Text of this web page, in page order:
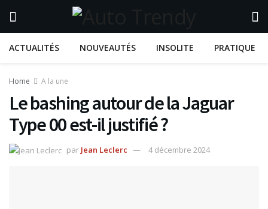
ACTUALITÉS NOUVEAUTÉS INSOLITE PRATIQUE
Home A la une
Le bashing autour de la Jaguar
Type 00 est-il justifié ?
par Jean Leclerc 4 décembre 2024